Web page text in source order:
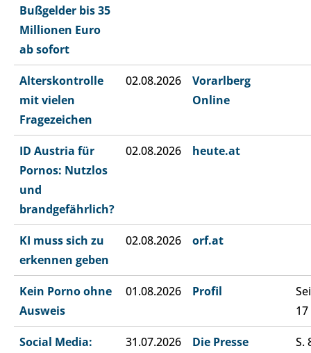
Bußgelder bis 35
Millionen Euro
ab sofort
Alterskontrolle
mit vielen
Fragezeichen
02.08.2026
Vorarlberg
Online
ID Austria für
Pornos: Nutzlos
und
brandgefährlich?
02.08.2026 heute.at
KI muss sich zu
erkennen geben
02.08.2026 orf.at
Kein Porno ohne
Ausweis
01.08.2026 Profil
17
Social Media:
31.07.2026 Die Presse S.